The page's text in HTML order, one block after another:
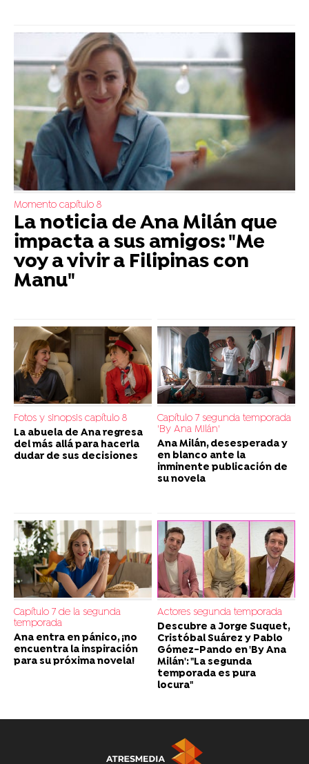
Momento capítulo 8
La noticia de Ana Milán que
impacta a sus amigos: "Me
voy a vivir a Filipinas con
Manu"
Fotos y sinopsis capítulo 8
La abuela de Ana regresa
del más allá para hacerla
dudar de sus decisiones
Capítulo 7 segunda temporada
'By Ana MIlán'
Ana Milán, desesperada y
en blanco ante la
inminente publicación de
su novela
Capítulo 7 de la segunda
temporada
Ana entra en pánico, ¡no
encuentra la inspiración
para su próxima novela!
Actores segunda temporada
Descubre a Jorge Suquet,
Cristóbal Suárez y Pablo
Gómez-Pando en 'By Ana
Milán': "La segunda
temporada es pura
locura"